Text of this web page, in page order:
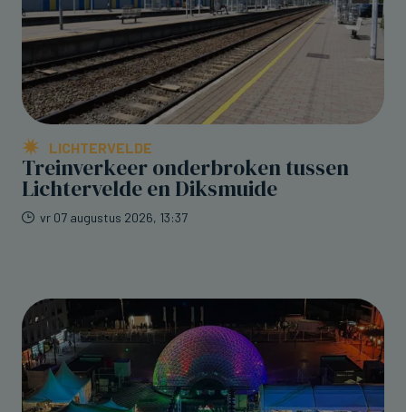
LICHTERVELDE
Treinverkeer onderbroken tussen
Lichtervelde en Diksmuide
vr 07 augustus 2026, 13:37